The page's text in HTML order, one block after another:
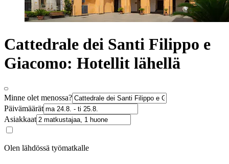
Cattedrale dei Santi Filippo e
Giacomo: Hotellit lähellä
Minne olet menossa?
Päivämäärät
Asiakkaat
Olen lähdössä työmatkalle